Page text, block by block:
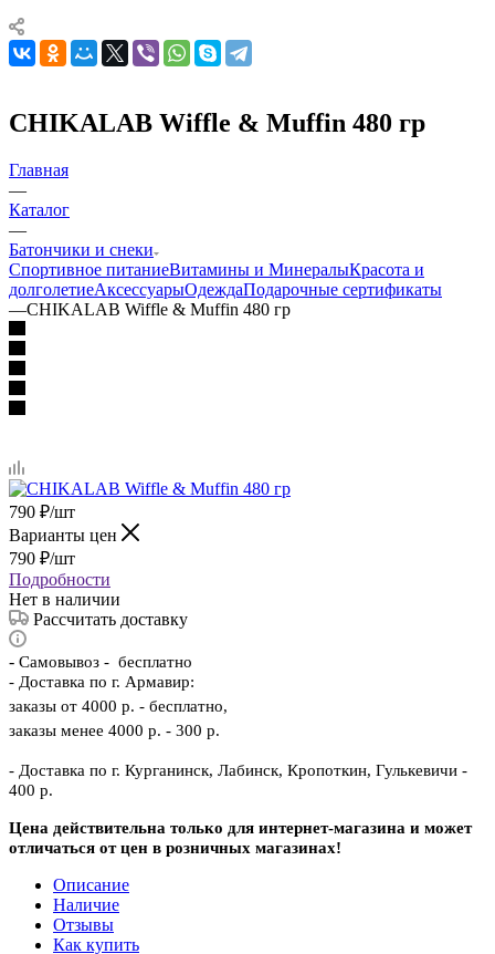
CHIKALAB Wiffle & Muffin 480 гр
Главная
—
Каталог
—
Батончики и снеки
Спортивное питаниеВитамины и МинералыКрасота и
долголетиеАксессуарыОдеждаПодарочные сертификаты
—CHIKALAB Wiffle & Muffin 480 гр
790 ₽/шт
Варианты цен
790 ₽/шт
Подробности
Нет в наличии
Рассчитать доставку
- Самовывоз - бесплатно
- Доставка по г. Армавир:
заказы от 4000 р. - бесплатно,
заказы менее 4000 р. - 300 р.
- Доставка по г. Курганинск, Лабинск, Кропоткин, Гулькевичи -
400 р.
Цена действительна только для интернет-магазина и может
отличаться от цен в розничных магазинах!
Описание
Наличие
Отзывы
Как купить